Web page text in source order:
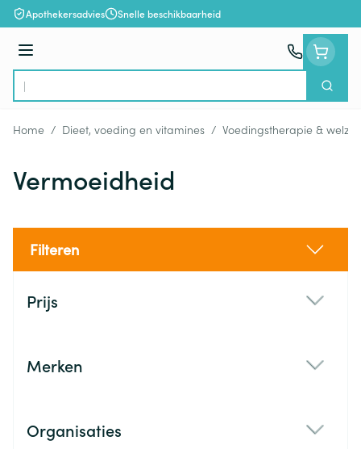
Ga naar de inhoud
Apothekersadvies Snelle beschikbaarheid
Menu
Product, merk, categorie...
Zoek
Home / Dieet, voeding en vitamines / Voedingstherapie & welzijn
Vermoeidheid
Filteren
Prijs
Merken
Organisaties